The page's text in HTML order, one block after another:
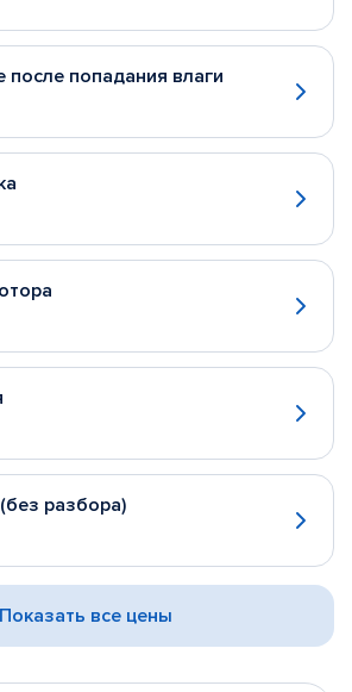
после попадания влаги
разбора)
Показать все цены